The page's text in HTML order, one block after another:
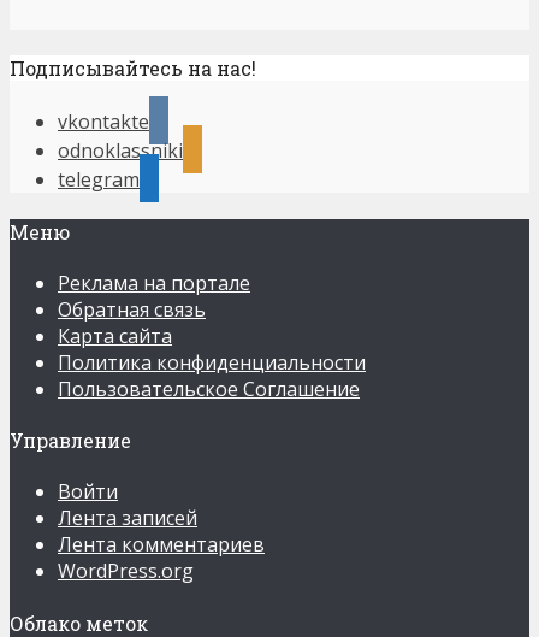
Подписывайтесь на нас!
vkontakte
odnoklassniki
telegram
Меню
Реклама на портале
Обратная связь
Карта сайта
Политика конфиденциальности
Пользовательское Соглашение
Управление
Войти
Лента записей
Лента комментариев
WordPress.org
Облако меток